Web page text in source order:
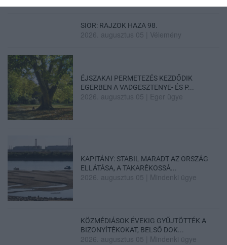
SIOR: RAJZOK HAZA 98.
2026. augusztus 05 Vélemény
ÉJSZAKAI PERMETEZÉS KEZDŐDIK
EGERBEN A VADGESZTENYE- ÉS P...
2026. augusztus 05 Eger ügye
KAPITÁNY: STABIL MARADT AZ ORSZÁG
ELLÁTÁSA, A TAKARÉKOSSÁ...
2026. augusztus 05 Mindenki ügye
KÖZMÉDIÁSOK ÉVEKIG GYŰJTÖTTÉK A
BIZONYÍTÉKOKAT, BELSŐ DOK...
2026. augusztus 05 Mindenki ügye